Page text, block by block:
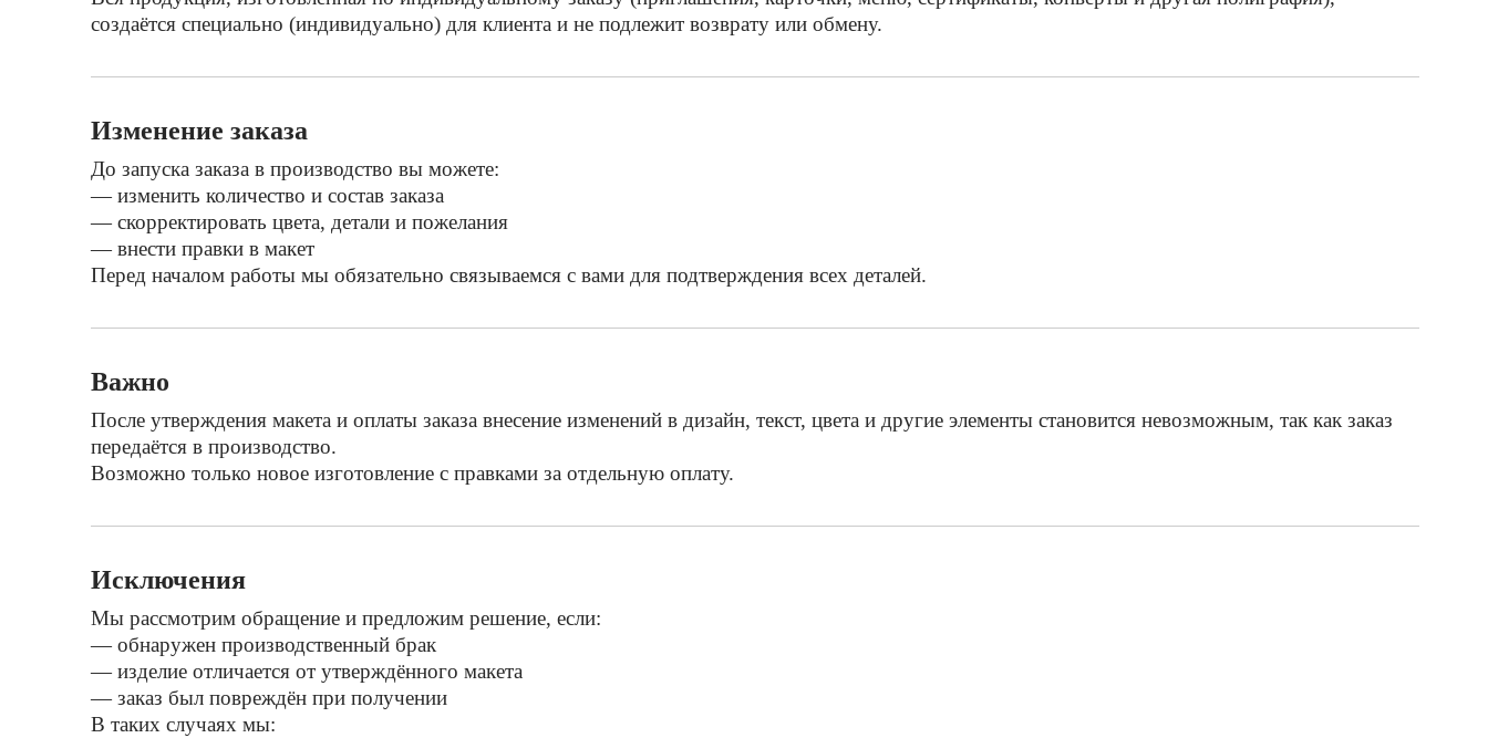
создаётся специально (индивидуально) для клиента и не подлежит возврату или обмену.
Изменение заказа
До запуска заказа в производство вы можете:
— изменить количество и состав заказа
— скорректировать цвета, детали и пожелания
— внести правки в макет
Перед началом работы мы обязательно связываемся с вами для подтверждения всех деталей.
Важно
После утверждения макета и оплаты заказа внесение изменений в дизайн, текст, цвета и другие элементы становится невозможным, так как заказ
передаётся в производство.
Возможно только новое изготовление с правками за отдельную оплату.
Исключения
Мы рассмотрим обращение и предложим решение, если:
— обнаружен производственный брак
— изделие отличается от утверждённого макета
— заказ был повреждён при получении
В таких случаях мы: